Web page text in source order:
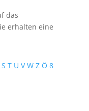
das
erhalten eine
S T U V W Z Ö 8